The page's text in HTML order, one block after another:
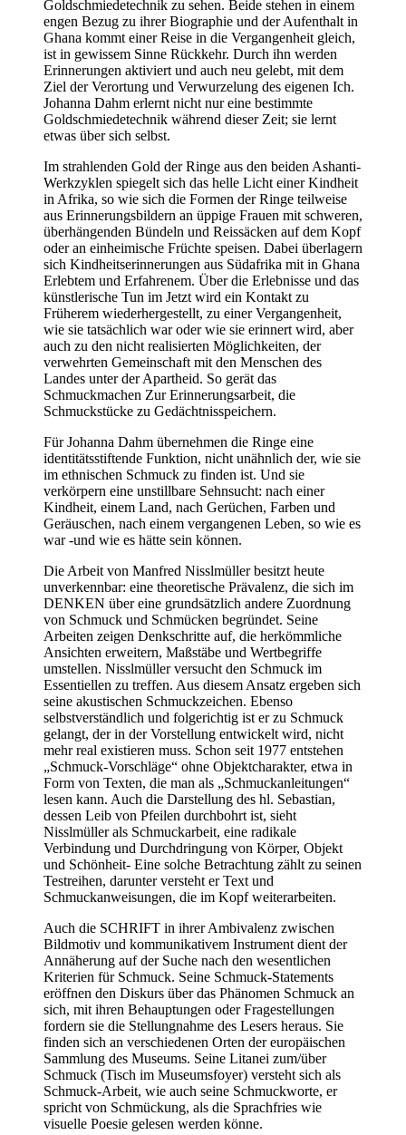
Goldschmiedetechnik zu sehen. Beide stehen in einem
engen Bezug zu ihrer Biographie und der Aufenthalt in
Ghana kommt einer Reise in die Vergangenheit gleich,
ist in gewissem Sinne Rückkehr. Durch ihn werden
Erinnerungen aktiviert und auch neu gelebt, mit dem
Ziel der Verortung und Verwurzelung des eigenen Ich.
Johanna Dahm erlernt nicht nur eine bestimmte
Goldschmiedetechnik während dieser Zeit; sie lernt
etwas über sich selbst.
Im strahlenden Gold der Ringe aus den beiden Ashanti-
Werkzyklen spiegelt sich das helle Licht einer Kindheit
in Afrika, so wie sich die Formen der Ringe teilweise
aus Erinnerungsbildern an üppige Frauen mit schweren,
überhängenden Bündeln und Reissäcken auf dem Kopf
oder an einheimische Früchte speisen. Dabei überlagern
sich Kindheitserinnerungen aus Südafrika mit in Ghana
Erlebtem und Erfahrenem. Über die Erlebnisse und das
künstlerische Tun im Jetzt wird ein Kontakt zu
Früherem wiederhergestellt, zu einer Vergangenheit,
wie sie tatsächlich war oder wie sie erinnert wird, aber
auch zu den nicht realisierten Möglichkeiten, der
verwehrten Gemeinschaft mit den Menschen des
Landes unter der Apartheid. So gerät das
Schmuckmachen Zur Erinnerungsarbeit, die
Schmuckstücke zu Gedächtnisspeichern.
Für Johanna Dahm übernehmen die Ringe eine
identitätsstiftende Funktion, nicht unähnlich der, wie sie
im ethnischen Schmuck zu finden ist. Und sie
verkörpern eine unstillbare Sehnsucht: nach einer
Kindheit, einem Land, nach Gerüchen, Farben und
Geräuschen, nach einem vergangenen Leben, so wie es
war -und wie es hätte sein können.
Die Arbeit von Manfred Nisslmüller besitzt heute
unverkennbar: eine theoretische Prävalenz, die sich im
DENKEN über eine grundsätzlich andere Zuordnung
von Schmuck und Schmücken begründet. Seine
Arbeiten zeigen Denkschritte auf, die herkömmliche
Ansichten erweitern, Maßstäbe und Wertbegriffe
umstellen. Nisslmüller versucht den Schmuck im
Essentiellen zu treffen. Aus diesem Ansatz ergeben sich
seine akustischen Schmuckzeichen. Ebenso
selbstverständlich und folgerichtig ist er zu Schmuck
gelangt, der in der Vorstellung entwickelt wird, nicht
mehr real existieren muss. Schon seit 1977 entstehen
„Schmuck-Vorschläge“ ohne Objektcharakter, etwa in
Form von Texten, die man als „Schmuckanleitungen“
lesen kann. Auch die Darstellung des hl. Sebastian,
dessen Leib von Pfeilen durchbohrt ist, sieht
Nisslmüller als Schmuckarbeit, eine radikale
Verbindung und Durchdringung von Körper, Objekt
und Schönheit- Eine solche Betrachtung zählt zu seinen
Testreihen, darunter versteht er Text und
Schmuckanweisungen, die im Kopf weiterarbeiten.
Auch die SCHRIFT in ihrer Ambivalenz zwischen
Bildmotiv und kommunikativem Instrument dient der
Annäherung auf der Suche nach den wesentlichen
Kriterien für Schmuck. Seine Schmuck-Statements
eröffnen den Diskurs über das Phänomen Schmuck an
sich, mit ihren Behauptungen oder Fragestellungen
fordern sie die Stellungnahme des Lesers heraus. Sie
finden sich an verschiedenen Orten der europäischen
Sammlung des Museums. Seine Litanei zum/über
Schmuck (Tisch im Museumsfoyer) versteht sich als
Schmuck-Arbeit, wie auch seine Schmuckworte, er
spricht von Schmückung, als die Sprachfries wie
visuelle Poesie gelesen werden könne.